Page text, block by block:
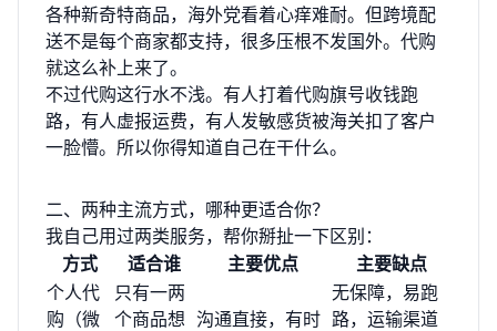
各种新奇特商品，海外党看着心痒难耐。但跨境配
送不是每个商家都支持，很多压根不发国外。代购
就这么补上来了。
不过代购这行水不浅。有人打着代购旗号收钱跑
路，有人虚报运费，有人发敏感货被海关扣了客户
一脸懵。所以你得知道自己在干什么。
二、两种主流方式，哪种更适合你？
我自己用过两类服务，帮你掰扯一下区别：
方式
适合谁 主要优点
主要缺点
个人代
购（微
只有一两
个商品想 沟通直接，有时
无保障，易跑
路，运输渠道